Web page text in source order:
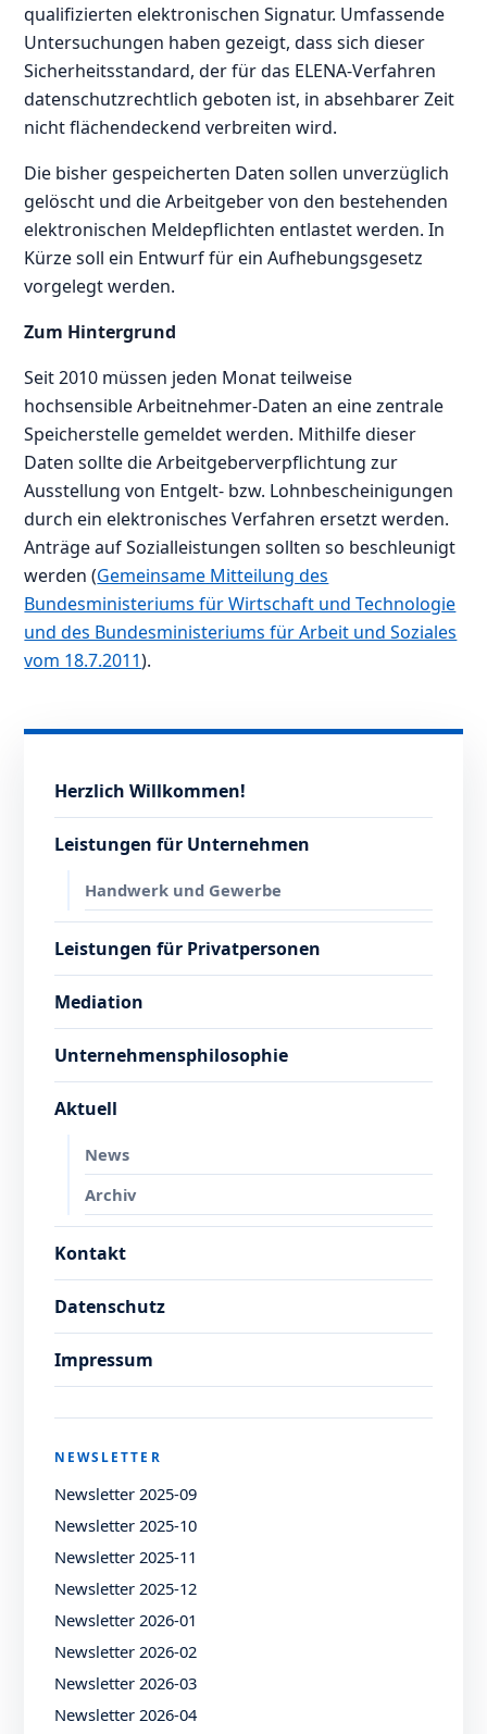
qualifizierten elektronischen Signatur. Umfassende
Untersuchungen haben gezeigt, dass sich dieser
Sicherheitsstandard, der für das ELENA-Verfahren
datenschutzrechtlich geboten ist, in absehbarer Zeit
nicht flächendeckend verbreiten wird.
Die bisher gespeicherten Daten sollen unverzüglich
gelöscht und die Arbeitgeber von den bestehenden
elektronischen Meldepflichten entlastet werden. In
Kürze soll ein Entwurf für ein Aufhebungsgesetz
vorgelegt werden.
Zum Hintergrund
Seit 2010 müssen jeden Monat teilweise
hochsensible Arbeitnehmer-Daten an eine zentrale
Speicherstelle gemeldet werden. Mithilfe dieser
Daten sollte die Arbeitgeberverpflichtung zur
Ausstellung von Entgelt- bzw. Lohnbescheinigungen
durch ein elektronisches Verfahren ersetzt werden.
Anträge auf Sozialleistungen sollten so beschleunigt
werden (Gemeinsame Mitteilung des
Bundesministeriums für Wirtschaft und Technologie
und des Bundesministeriums für Arbeit und Soziales
vom 18.7.2011).
Herzlich Willkommen!
Leistungen für Unternehmen
Handwerk und Gewerbe
Leistungen für Privatpersonen
Mediation
Unternehmensphilosophie
Aktuell
News
Archiv
Kontakt
Datenschutz
Impressum
NEWSLETTER
Newsletter 2025-09
Newsletter 2025-10
Newsletter 2025-11
Newsletter 2025-12
Newsletter 2026-01
Newsletter 2026-02
Newsletter 2026-03
Newsletter 2026-04